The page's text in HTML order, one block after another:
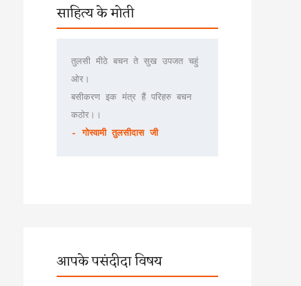
साहित्य के मोती
तुलसी मीठे बचन ते सुख उपजत चहुं
ओर।
बसीकरण इक मंत्र हैं परिहरु बचन
कठोर।।
- गोस्वामी तुलसीदास जी
आपके पसंदीदा विषय